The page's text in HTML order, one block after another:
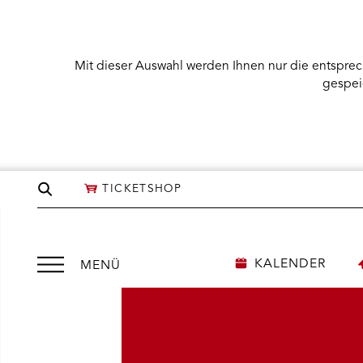
Seite
TICKETSHOP
Mit dieser Auswahl werden Ihnen nur die
MENÜ
Menü
KALENDER